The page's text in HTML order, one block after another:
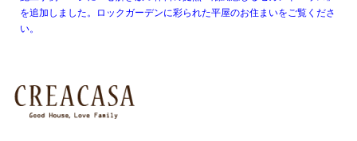
を追加しました。ロックガーデンに彩られた平屋のお住まいをご覧くださ
い。